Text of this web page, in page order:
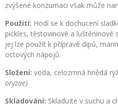
zvýšené konzumaci však může
Použití: Hodí se k dochucení
pickles, těstovinové a luštěninové
jej lze použít k přípravě dipů,
octových nápojů.
Složení: voda, celozrnná hnědá
oryzae)
Skladování: Skladujte v suchu a